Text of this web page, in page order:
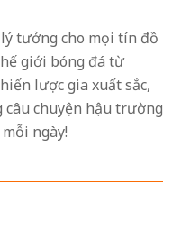
tưởng cho mọi tín đồ
giới bóng đá từ
lược gia xuất sắc,
chuyện hậu trường
ngày!